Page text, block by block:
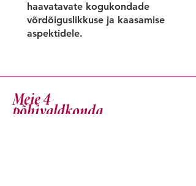
haavatavate kogukondade
võrdõiguslikkuse ja kaasamise
aspektidele.
Meie 4
põhivaldkonda